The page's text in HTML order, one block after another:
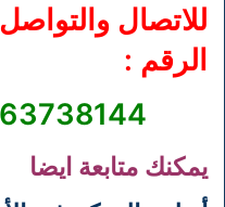
للاتصال
الرقم :
يمكنك متابعة ايضا